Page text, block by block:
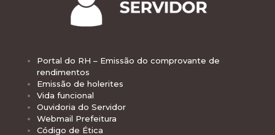
Portal do RH – Emissão do comprovante de
rendimentos
Emissão de holerites
Vida funcional
Ouvidoria do Servidor
Webmail Prefeitura
Código de Ética